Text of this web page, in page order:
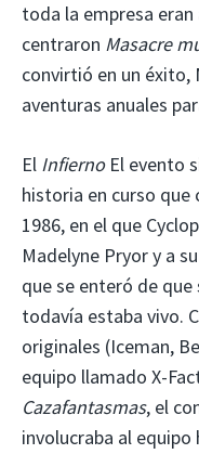
toda la empresa eran
centraron Masacre
convirtió en un éxito,
aventuras anuales
El InfiernoEl evento
historia en curso que
1986, en el que
Madelyne Pryor y a
que se enteró de
todavía estaba vivo.
originales (Iceman,
equipo llamado X-
Cazafantasmas, el
involucraba al